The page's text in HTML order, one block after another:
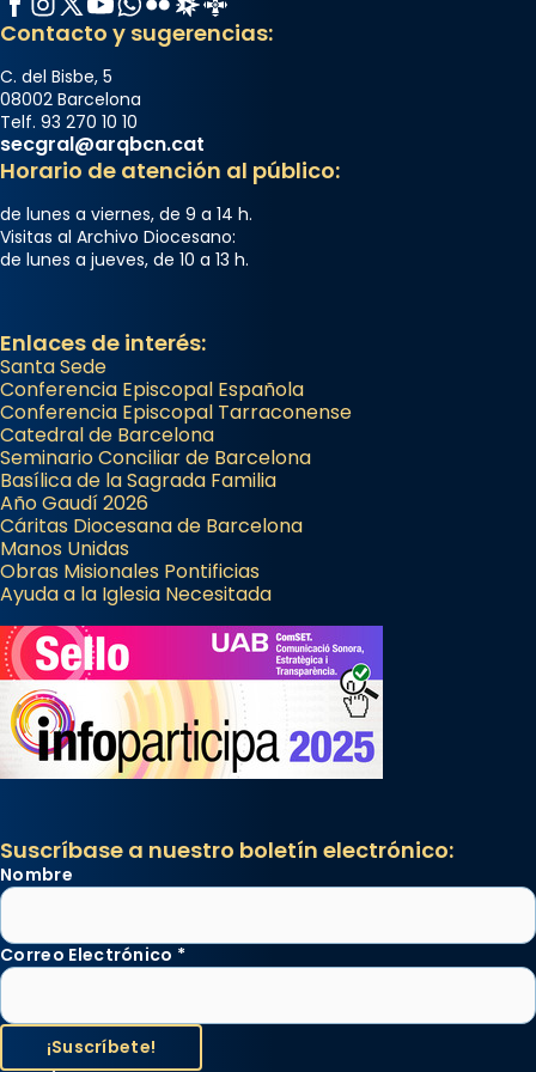
Contacto y sugerencias:
C. del Bisbe, 5
08002 Barcelona
Telf. 93 270 10 10
secgral@arqbcn.cat
Horario de atención al público:
de lunes a viernes, de 9 a 14 h.
Visitas al Archivo Diocesano:
de lunes a jueves, de 10 a 13 h.
Enlaces de interés:
Santa Sede
Conferencia Episcopal Española
Conferencia Episcopal Tarraconense
Catedral de Barcelona
Seminario Conciliar de Barcelona
Basílica de la Sagrada Familia
Año Gaudí 2026
Cáritas Diocesana de Barcelona
Manos Unidas
Obras Misionales Pontificias
Ayuda a la Iglesia Necesitada
Suscríbase a nuestro boletín electrónico:
Nombre
Correo Electrónico *